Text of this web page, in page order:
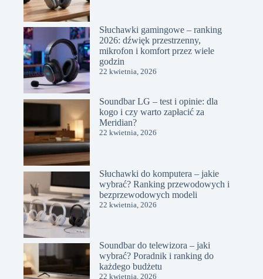
Słuchawki gamingowe – ranking
2026: dźwięk przestrzenny,
mikrofon i komfort przez wiele
godzin
22 kwietnia, 2026
Soundbar LG – test i opinie: dla
kogo i czy warto zapłacić za
Meridian?
22 kwietnia, 2026
Słuchawki do komputera – jakie
wybrać? Ranking przewodowych i
bezprzewodowych modeli
22 kwietnia, 2026
Soundbar do telewizora – jaki
wybrać? Poradnik i ranking do
każdego budżetu
22 kwietnia, 2026